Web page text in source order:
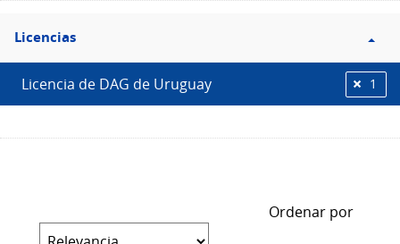
Filtro
Licencias
Licencias
Licencia de DAG de Uruguay 1
Ordenar por